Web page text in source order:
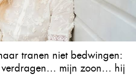
tranen niet bedwingen:
verdragen… mijn zoon… hij